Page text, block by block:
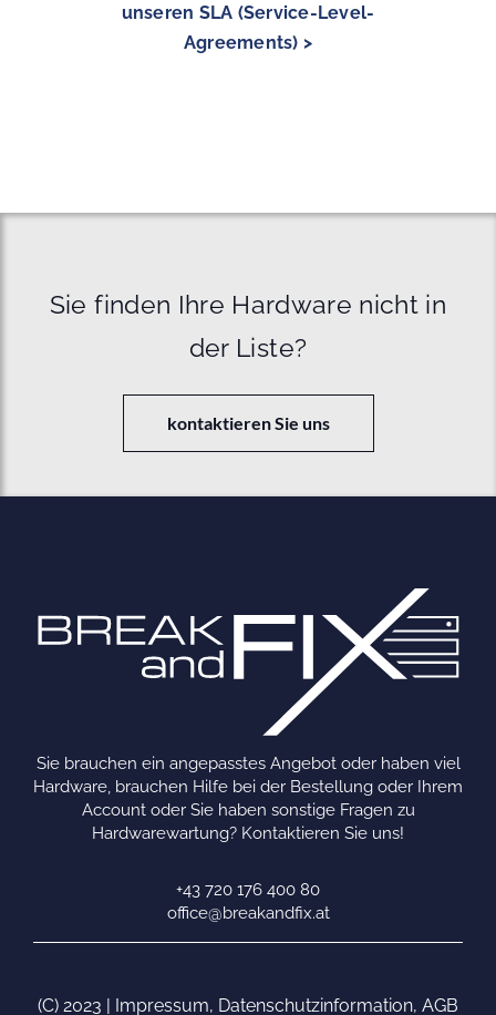
unseren SLA (Service-Level-
Agreements) >
Sie finden Ihre Hardware nicht in
der Liste?
kontaktieren Sie uns
Sie brauchen ein angepasstes Angebot oder haben viel
Hardware, brauchen Hilfe bei der Bestellung oder Ihrem
Account oder Sie haben sonstige Fragen zu
Hardwarewartung? Kontaktieren Sie uns!
+43 720 176 400 80
office@breakandfix.at
(C) 2023 | Impressum, Datenschutzinformation, AGB